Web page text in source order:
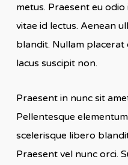
metus. Praesent eu
vitae id lectus. Aenean
blandit. Nullam placerat
lacus suscipit non.
Praesent in nunc sit
Pellentesque
scelerisque libero
Praesent vel nunc orci.